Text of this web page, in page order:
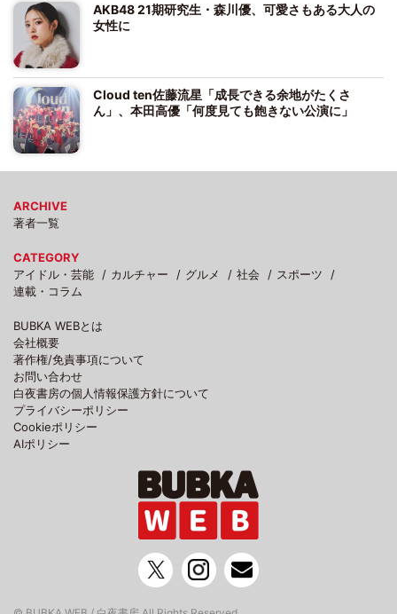
AKB48 21期研究生・森川優、可愛さもある大人の
女性に
Cloud ten佐藤流星「成長できる余地がたくさ
ん」、本田高優「何度見ても飽きない公演に」
ARCHIVE
著者一覧
CATEGORY
アイドル・芸能
カルチャー グルメ 社会
スポーツ
連載・コラム
BUBKA WEBとは
会社概要
著作権/免責事項について
お問い合わせ
白夜書房の個人情報保護方針について
プライバシーポリシー
Cookieポリシー
AIポリシー